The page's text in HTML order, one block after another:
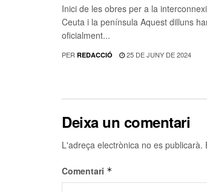
Inici de les obres per a la
Ceuta i la península Aquest dilluns
oficialment...
PER REDACCIÓ 25 DE JUNY DE 2024
Deixa un comentari
L'adreça electrònica no es publicarà.
Comentari *